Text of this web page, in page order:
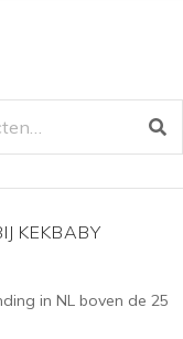
KEKBABY
in NL boven de 25